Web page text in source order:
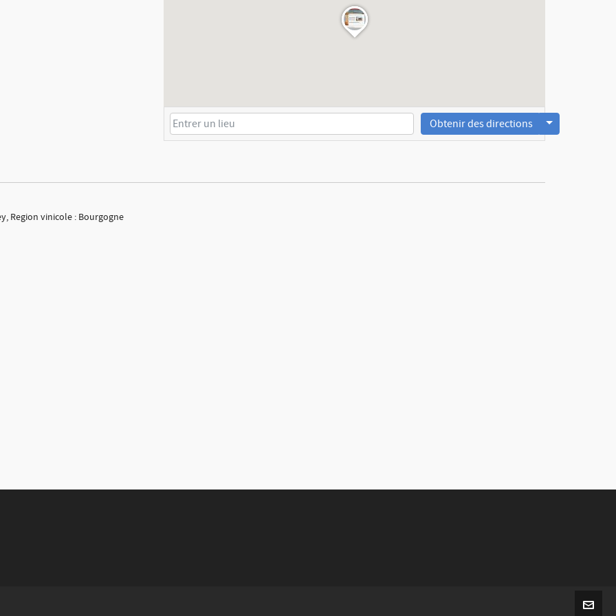
Obtenir des directions
Region vinicole : Bourgogne